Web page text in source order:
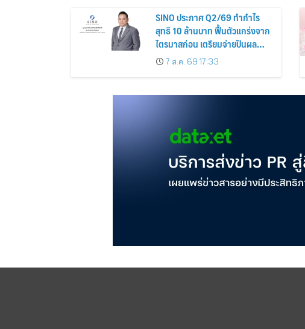
SINO ประกาศ Q2/69 ทำกำไร
สุทธิ 10 ล้านบาท ฟื้นตัวแกร่งจาก
ไตรมาสก่อน เตรียมจ่ายปันผล
ระหว่างกาล 0.014423 บาทต่อหุ้น
ครึ่งปีหลังมุ่งเติบโตต่อเนื่อง
7 ส.ค. 69 17:33